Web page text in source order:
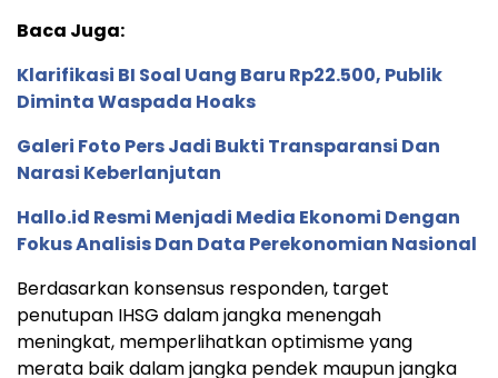
Baca Juga:
Klarifikasi BI Soal Uang Baru Rp22.500, Publik
Diminta Waspada Hoaks
Galeri Foto Pers Jadi Bukti Transparansi Dan
Narasi Keberlanjutan
Hallo.id Resmi Menjadi Media Ekonomi Dengan
Fokus Analisis Dan Data Perekonomian Nasional
Berdasarkan konsensus responden, target
penutupan IHSG dalamjangka menengah
meningkat, memperlihatkanoptimismeyang
merata baikdalamjangka pendek maupunjangka